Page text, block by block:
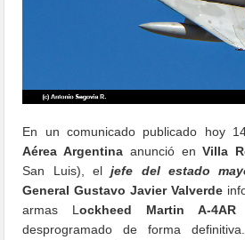
En un comunicado publicado hoy
Aérea Argentina anunció enVilla
San Luis), eljefe del estado
General Gustavo Javier Valverde
armas Lockheed Martin A-4AR
desprogramado de forma